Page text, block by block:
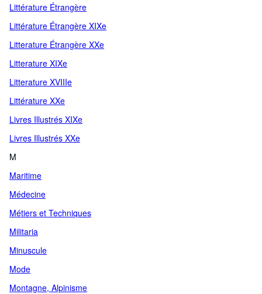
Littérature Étrangère
Littérature Étrangère XIXe
Litterature Étrangère XXe
Litterature XIXe
Litterature XVIIIe
Littérature XXe
Livres Illustrés XIXe
Livres Illustrés XXe
M
Maritime
Médecine
Métiers et Techniques
Militaria
Minuscule
Mode
Montagne, Alpinisme